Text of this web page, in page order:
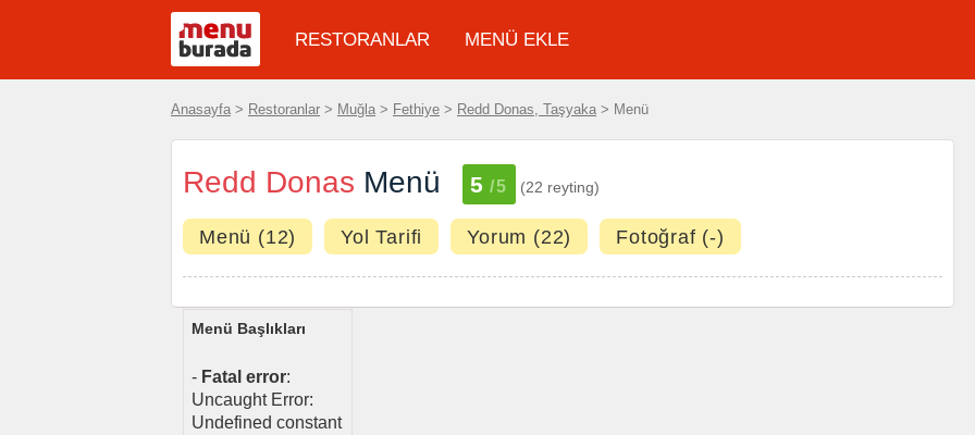
RESTORANLAR MENÜ EKLE
Anasayfa > Restoranlar > Muğla > Fethiye > Redd Donas, Taşyaka > Menü
Redd Donas Menü 5 /5 (22 reyting)
Menü (12) Yol Tarifi Yorum (22) Fotoğraf (-)
Menü Başlıkları
- Fatal error:
Uncaught Error:
Undefined constant